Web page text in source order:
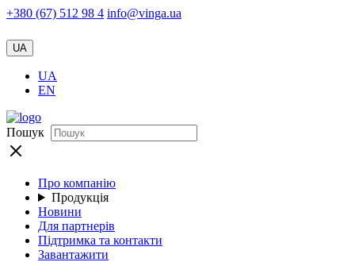
+380 (67) 512 98 4 info@vinga.ua
UA
UA
EN
Пошук
Про компанію
Продукція
Новини
Для партнерів
Підтримка та контакти
Завантажити